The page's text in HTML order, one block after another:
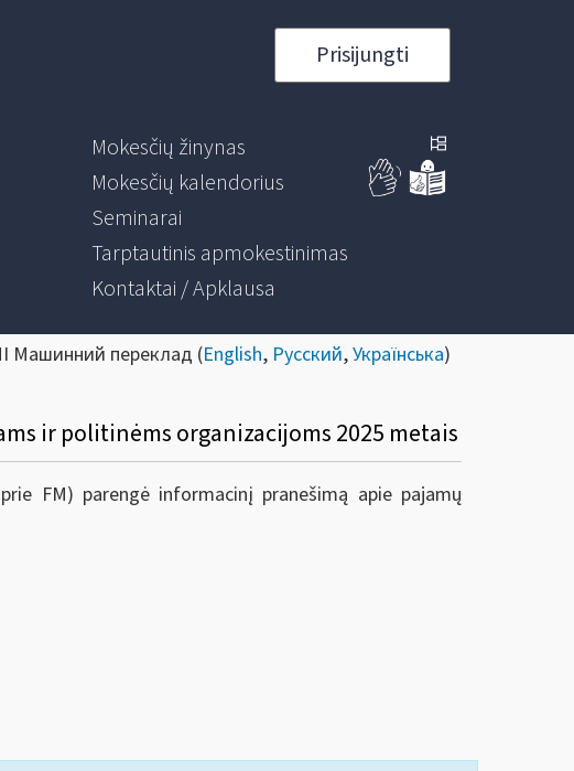
Prisijungti
Mokesčių žinynas
Mokesčių kalendorius
Seminarai
Tarptautinis apmokestinimas
Kontaktai / Apklausa
Машинний переклад (English, Русский,Українська)
ir politinėms organizacijoms 2025 metais
FM) parengė informacinį pranešimą apie pajamų